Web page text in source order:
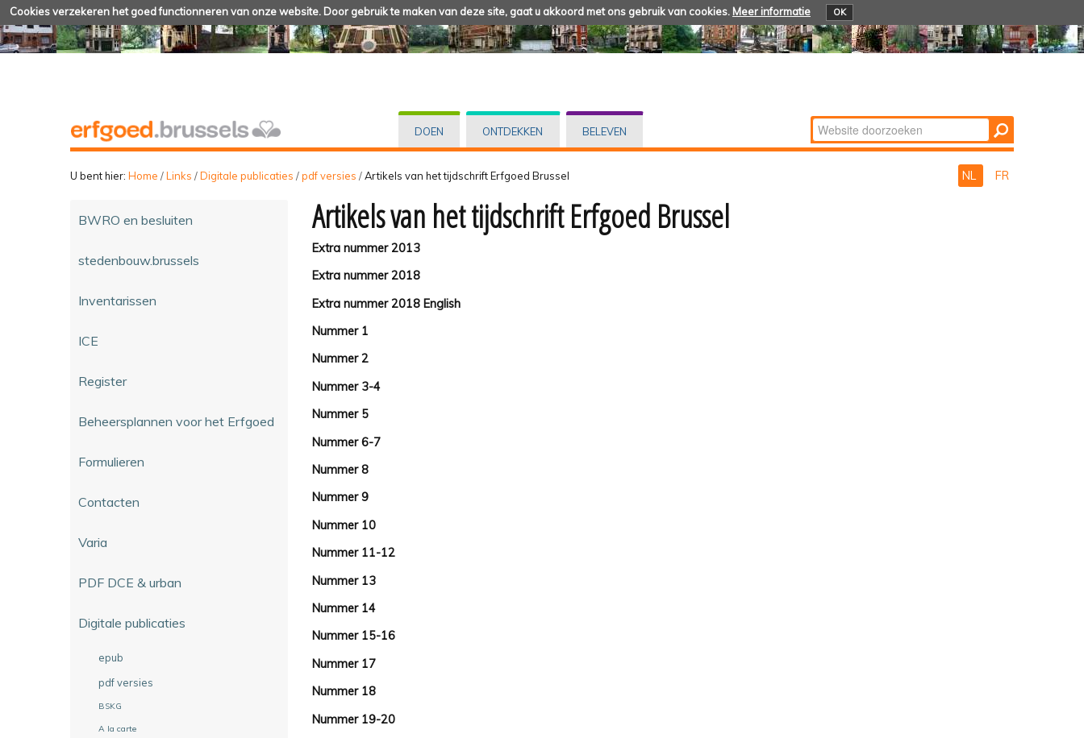
Cookies verzekeren het goed functionneren van onze website. Door gebruik te maken van deze site, gaat u akkoord met ons gebruik van cookies. Meer informatie OK
DOEN ONTDEKKEN BELEVEN Zoek
Geavanceerd
U bent hier: Home /Links /Digitale publicaties /pdf versies /Artikels van het tijdschrift Erfgoed Brussel NL FR
BWRO en besluiten
stedenbouw.brussels
Inventarissen
ICE
Register
Beheersplannen voor het Erfgoed
Formulieren
Contacten
Varia
PDF DCE & urban
Digitale publicaties
epub
pdf versies
BSKG
A la carte
Artikels van het tijdschrift Erfgoed Brussel
Extra nummer 2013
Extra nummer 2018
Extra nummer 2018 English
Nummer 1
Nummer 2
Nummer 3-4
Nummer 5
Nummer 6-7
Nummer 8
Nummer 9
Nummer 10
Nummer 11-12
Nummer 13
Nummer 14
Nummer 15-16
Nummer 17
Nummer 18
Nummer 19-20